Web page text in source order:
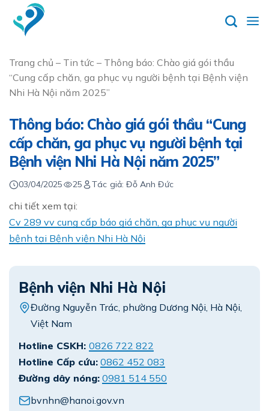
content
Trang chủ – Tin tức – Thông báo: Chào giá gói thầu
“Cung cấp chăn, ga phục vụ người bệnh tại Bệnh viện
Nhi Hà Nội năm 2025”
Thông báo: Chào giá gói thầu “Cung
cấp chăn, ga phục vụ người bệnh tại
Bệnh viện Nhi Hà Nội năm 2025”
Tác giả: Đỗ Anh Đức
03/04/2025 25
chi tiết xem tại:
Cv 289 vv cung cấp báo giá chăn, ga phục vụ người
bệnh tại Bệnh viện Nhi Hà Nội
Bệnh viện Nhi Hà Nội
Đường Nguyễn Trác, phường Dương Nội, Hà Nội,
Việt Nam
Hotline CSKH: 0826 722 822
Hotline Cấp cứu: 0862 452 083
Đường dây nóng: 0981 514 550
bvnhn@hanoi.gov.vn